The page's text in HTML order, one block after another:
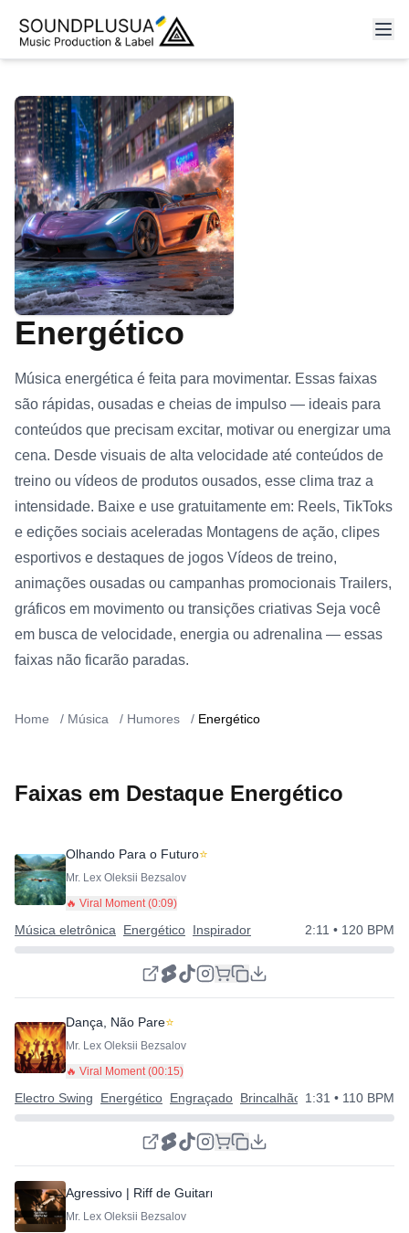
Energético
Música energética é feita para movimentar. Essas faixas
são rápidas, ousadas e cheias de impulso — ideais para
conteúdos que precisam excitar, motivar ou energizar uma
cena. Desde visuais de alta velocidade até conteúdos de
treino ou vídeos de produtos ousados, esse clima traz a
intensidade. Baixe e use gratuitamente em: Reels, TikToks
e edições sociais aceleradas Montagens de ação, clipes
esportivos e destaques de jogos Vídeos de treino,
animações ousadas ou campanhas promocionais Trailers,
gráficos em movimento ou transições criativas Seja você
em busca de velocidade, energia ou adrenalina — essas
faixas não ficarão paradas.
Home / Música / Humores / Energético
Faixas em Destaque Energético
Olhando Para o Futuro⭐
Mr. Lex Oleksii Bezsalov
🔥 Viral Moment (0:09)
Música eletrônica Energético Inspirador 2:11 • 120 BPM
Dança, Não Pare⭐
Mr. Lex Oleksii Bezsalov
🔥 Viral Moment (00:15)
Electro Swing Energético Engraçado Brincalhão | Excêntrico |
1:31 • 110 BPM
Agressivo | Riff de Guitarra Pesada
Mr. Lex Oleksii Bezsalov